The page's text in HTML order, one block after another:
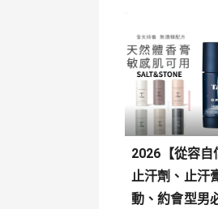
2026【從容自
止汗劑、止汗
動、約會型男